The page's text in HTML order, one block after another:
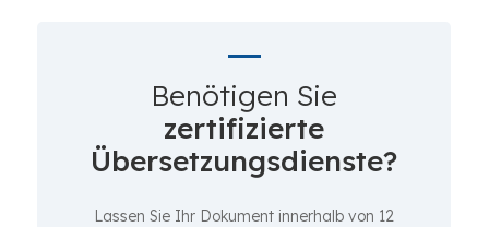
Benötigen Sie
zertifizierte
Übersetzungsdienste?
Lassen Sie Ihr Dokument innerhalb von 12